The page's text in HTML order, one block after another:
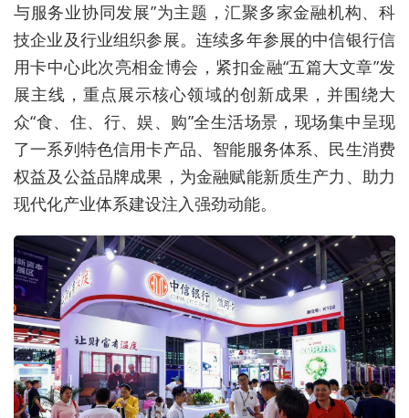
与服务业协同发展”为主题，汇聚多家金融机构、科
技企业及行业组织参展。连续多年参展的中信银行信
用卡中心此次亮相金博会，紧扣金融“五篇大文章”发
展主线，重点展示核心领域的创新成果，并围绕大
众“食、住、行、娱、购”全生活场景，现场集中呈现
了一系列特色信用卡产品、智能服务体系、民生消费
权益及公益品牌成果，为金融赋能新质生产力、助力
现代化产业体系建设注入强劲动能。